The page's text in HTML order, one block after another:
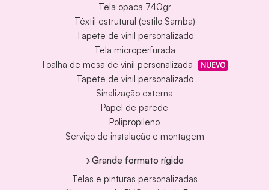
Tela opaca 740gr
Têxtil estrutural (estilo Samba)
Tapete de vinil personalizado
Tela microperfurada
Toalha de mesa de vinil personalizada
NUEVO
Tapete de vinil personalizado
Sinalização externa
Papel de parede
Polipropileno
Serviço de instalação e montagem
Grande formato rígido
Telas e pinturas personalizadas